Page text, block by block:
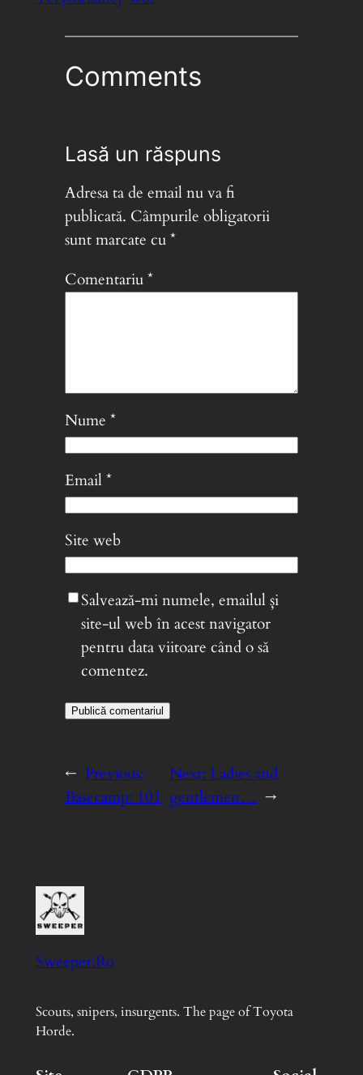
Comments
Lasă un răspuns
Adresa ta de email nu va fi
publicată. Câmpurile obligatorii
sunt marcate cu*
Comentariu*
Nume *
Email*
Site web
Salvează-mi numele, emailul și
site-ul web în acest navigator
pentru data viitoare când o să
comentez.
← Previous:
Basecamp: 101
Next:Ladies and
gentlemen… →
Sweeper.Ro
Scouts, snipers, insurgents. The page of Toyota
Horde.